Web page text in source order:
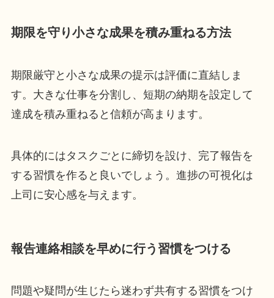
期限を守り小さな成果を積み重ねる方法
期限厳守と小さな成果の提示は評価に直結しま
す。大きな仕事を分割し、短期の納期を設定して
達成を積み重ねると信頼が高まります。
具体的にはタスクごとに締切を設け、完了報告を
する習慣を作ると良いでしょう。進捗の可視化は
上司に安心感を与えます。
報告連絡相談を早めに行う習慣をつける
問題や疑問が生じたら迷わず共有する習慣をつけ